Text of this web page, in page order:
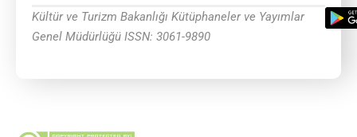
Kültür ve Turizm Bakanlığı Kütüphaneler ve Yayımlar
Genel Müdürlüğü ISSN: 3061-9890